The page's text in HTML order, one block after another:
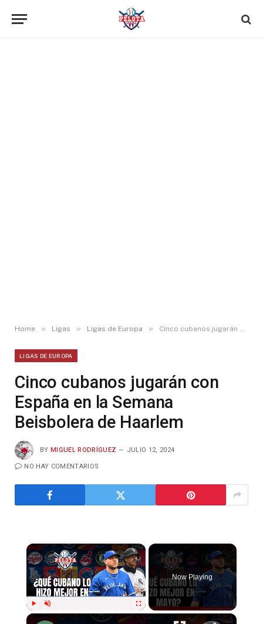
Home » Ligas » Ligas de Europa » Cinco cubanos jugarán con España en la Semana Beisbolera de Haarlem
LIGAS DE EUROPA
Cinco cubanos jugarán con
España en la Semana
Beisbolera de Haarlem
BY MIGUEL RODRÍGUEZ JULIO 12, 2024
NO HAY COMENTARIOS
×
Now Playing
×